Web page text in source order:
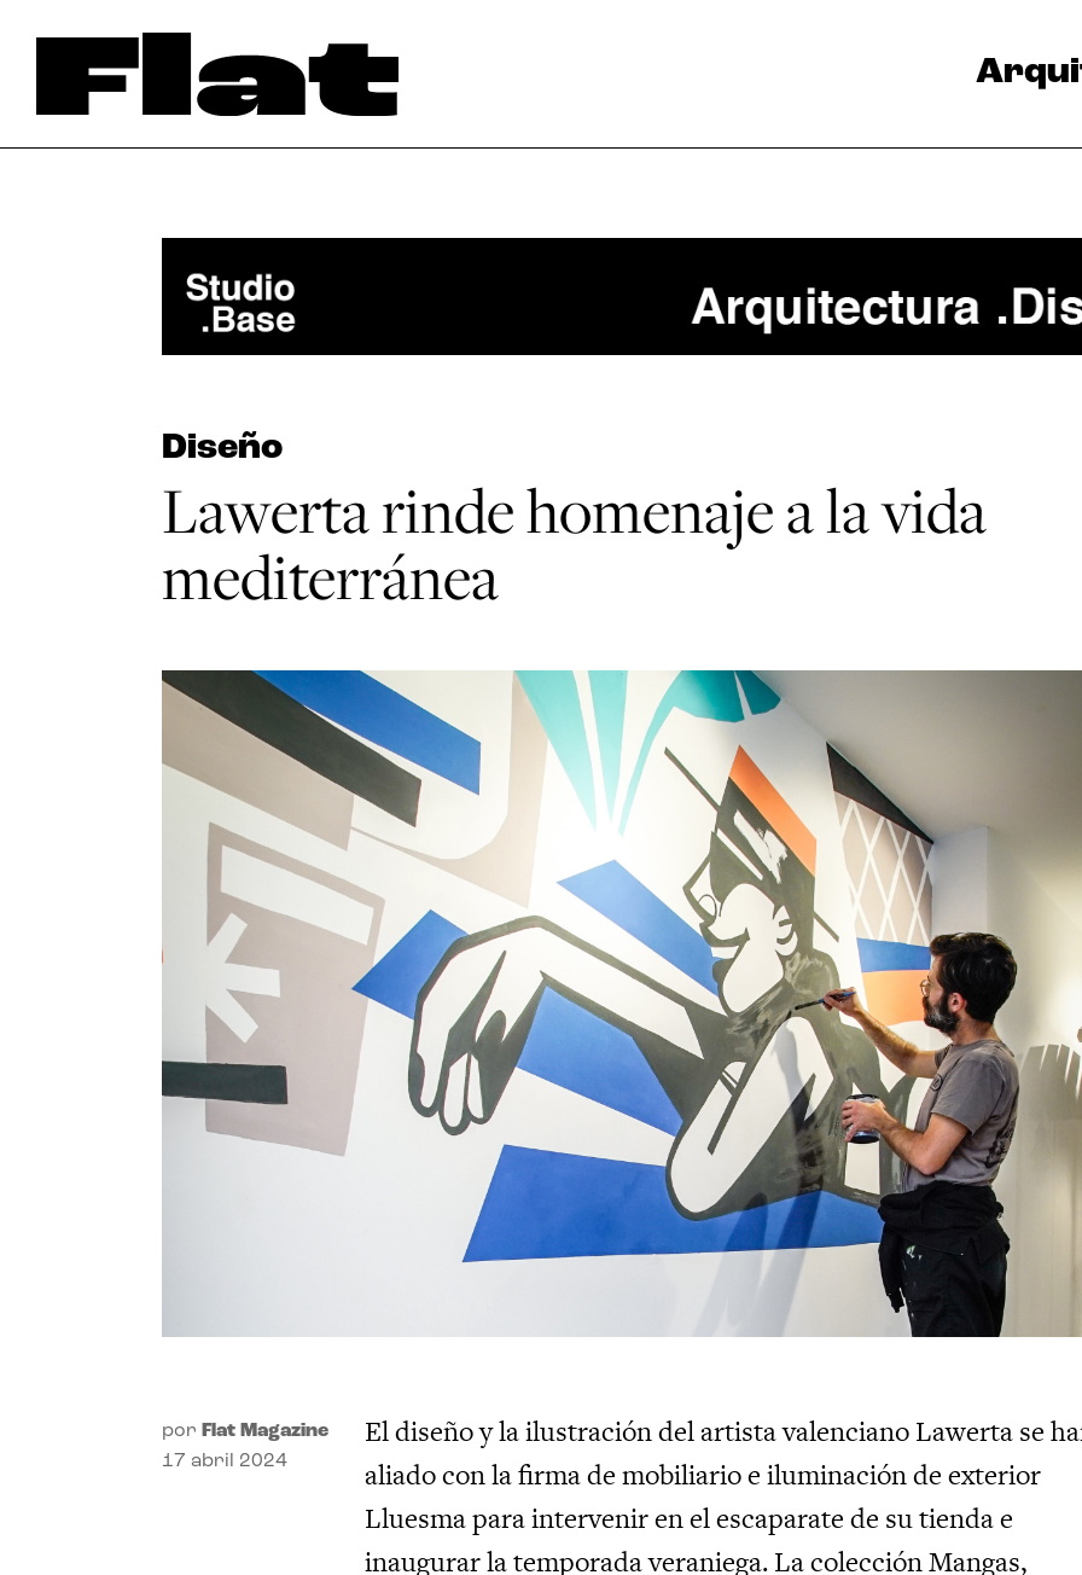
Diseño
Lawerta rinde homenaje a la vida
mediterránea
por Flat Magazine
17 abril 2024
El diseño y la ilustración del artista valenciano Lawerta se
aliado con la firma de mobiliario e iluminación de exterior
Lluesma para intervenir en el escaparate de su tienda e
inaugurar la temporada veraniega. La colección Mangas,